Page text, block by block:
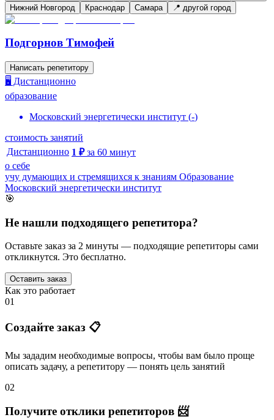
Нижний Новгород
Краснодар Самара 📍 другой город
Подгорнов Тимофей
Написать репетитору
🖥️ Дистанционно
образование
Московский энергетически институт (-)
стоимость занятий
Дистанционно 1 ₽ за 60 минут
о себе
учу думающих и стремящихся к знаниям Образование
Московский энергетически институт
🎯
Не нашли подходящего репетитора?
Оставьте заказ за 2 минуты — подходящие репетиторы сами
откликнутся. Это бесплатно.
Оставить заказ
Как это работает
01
Создайте заказ 📋
Мы зададим необходимые вопросы, чтобы вам было проще
описать задачу, а репетитору — понять цель занятий
02
Получите отклики репетиторов 📨